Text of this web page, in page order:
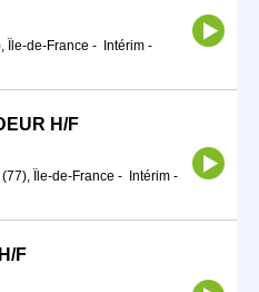
Île-de-France - Intérim -
H/F
Île-de-France - Intérim -
F